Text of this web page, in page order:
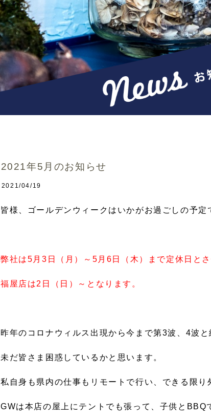
2021年5月のお知らせ
2021/04/19
皆様、ゴールデンウィークはいかがお過ごしの予定
弊社は5月3日（月）～5月6日（木）まで定休日とさ
福屋店は2日（日）～となります。
昨年のコロナウィルス出現から今まで第3波、4波と
未だ皆さま困惑しているかと思います。
私自身も県内の仕事もリモートで行い、できる限り
GWは本店の屋上にテントでも張って、子供とBBQ